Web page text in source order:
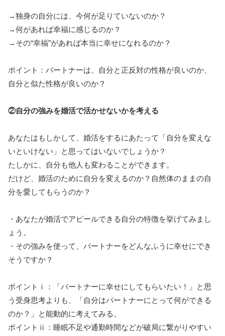
→独身の自分には、今何が足りていないのか？
→何があれば幸福に感じるのか？
→その“幸福”があれば本当に幸せになれるのか？
ポイント：パートナーは、自分と正反対の性格が良いのか、
自分と似た性格が良いのか？
②自分の強みを婚活で活かせないかを考える
あなたはもしかして、婚活をするにあたって「自分を変えな
いといけない」と思ってはいないでしょうか？
たしかに、自分も他人も変わることができます。
だけど、婚活のために自分を変えるのか？自然体のままの自
分を愛してもらうのか？
・あなたが婚活でアピールできる自分の特徴を挙げてみまし
ょう。
・その強みを使って、パートナーをどんなふうに幸せにでき
そうですか？
ポイントⅰ：「パートナーに幸せにしてもらいたい！」と思
う受身思考よりも、「自分はパートナーにとって何ができる
のか？」と能動的に考えてみる。
ポイントⅱ：睡眠不足や通勤時間などが破局に繋がりやすい